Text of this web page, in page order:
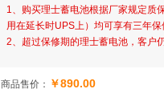
1、购买理士蓄电池根据厂家规定质
用在延长时UPS上）均可享有三年保
2、超过保修期的理士蓄电池，客户
商品售价： ￥890.00